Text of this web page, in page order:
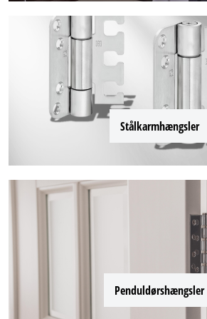
Stålkarmhængsler
Penduldørshængsler